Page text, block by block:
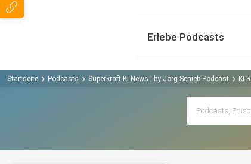
Erlebe Podcasts
Startseite Podcasts Superkraft KI News | by Jörg Schieb Podcast KI-